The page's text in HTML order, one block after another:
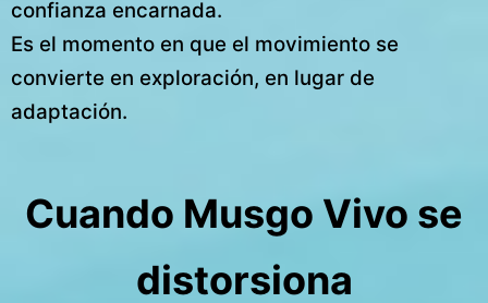
confianza encarnada.
Es el momento en que el movimiento se
convierte en exploración, en lugar de
adaptación.
Cuando Musgo Vivo se
distorsiona